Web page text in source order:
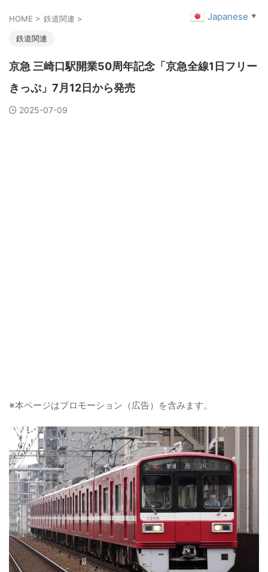
HOME > 鉄道関連 >
鉄道関連
京急 三崎口駅開業50周年記念「京急全線1日フリー
きっぷ」7月12日から発売
2025-07-09
※本ページはプロモーション（広告）を含みます。
Japanese ▼